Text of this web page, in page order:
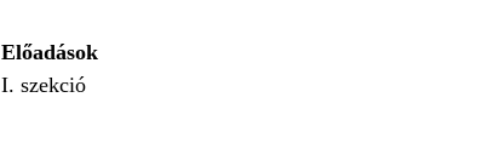
Előadások
I. szekció